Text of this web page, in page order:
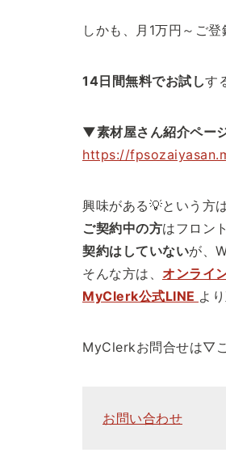
しかも、月1万円～ご登
14日間無料でお試しす
▼素材屋さん紹介ペー
https://
興味がある💡という方
ご契約中の方はフロン
契約はしていないが、
そんな方は、 オンライ
MyClerk公式LINE よ
MyClerkお問合せは▽
お問い合わせ